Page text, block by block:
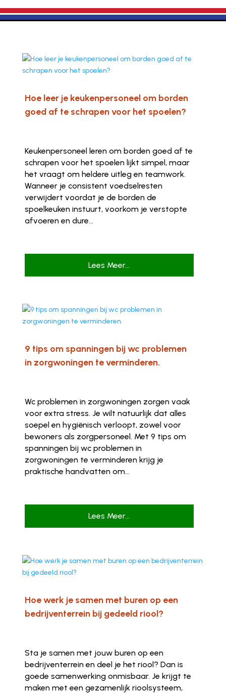
Hoe leer je keukenpersoneel om borden
goed af te schrapen voor het spoelen?
Keukenpersoneel leren om borden goed af te
schrapen voor het spoelen lijkt simpel, maar
het vraagt om heldere uitleg en teamwork.
Wanneer je consistent voedselresten
verwijdert voordat je de borden de
spoelkeuken instuurt, voorkom je verstopte
afvoeren en dure...
Lees Meer...
9 tips om spanningen bij wc problemen
in zorgwoningen te verminderen.
Wc problemen in zorgwoningen zorgen vaak
voor extra stress. Je wilt natuurlijk dat alles
soepel en hygiënisch verloopt, zowel voor
bewoners als zorgpersoneel. Met 9 tips om
spanningen bij wc problemen in
zorgwoningen te verminderen krijg je
praktische handvatten om...
Lees Meer...
Hoe werk je samen met buren op een
bedrijventerrein bij gedeeld riool?
Sta je samen met jouw buren op een
bedrijventerrein en deel je het riool? Dan is
goede samenwerking onmisbaar. Je krijgt te
maken met een gezamenlijk rioolsysteem,